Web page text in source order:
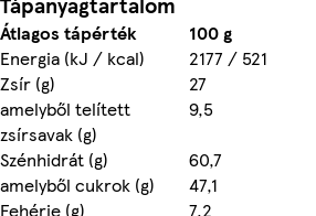
Átlagos tápérték 100 g
Energia (kJ / kcal)
2177 / 521
Zsír (g)
27
amelyből telített
zsírsavak (g)
9,5
Szénhidrát (g)
60,7
amelyből cukrok (g)
47,1
Fehérje (g)
7,2